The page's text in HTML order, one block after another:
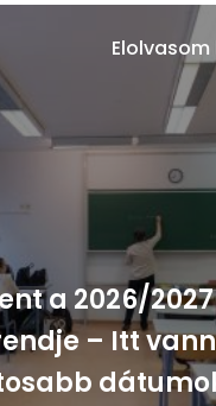
a 2026/
– Itt